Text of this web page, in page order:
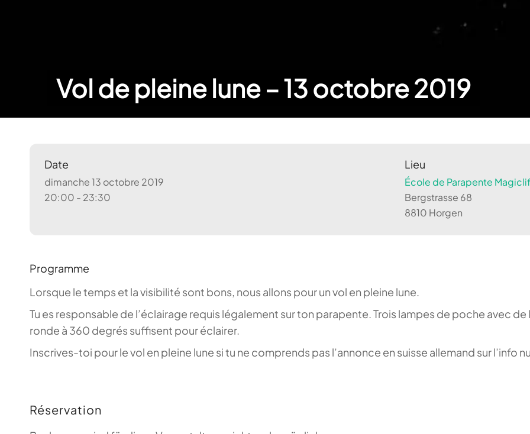
Vol de pleine lune – 13 octobre 2019
Date
dimanche 13 octobre 2019
20:00 - 23:30
Lieu
École de Parapente
Bergstrasse 68
8810 Horgen
Programme
Lorsque le temps et la visibilité sont bons, nous allons pour un vol en pleine lune.
Tu es responsable de l’éclairage requis légalement sur ton parapente. Trois lampes de poche avec
ronde à 360 degrés suffisent pour éclairer.
Inscrives-toi pour le vol en pleine lune si tu ne comprends pas l’annonce en suisse allemand sur l’info
Réservation